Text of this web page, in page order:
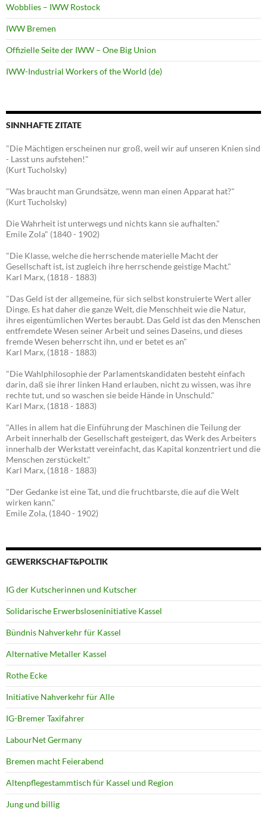
Wobblies – IWW Rostock
IWW Bremen
Offizielle Seite der IWW – One Big Union
IWW-Industrial Workers of the World (de)
SINNHAFTE ZITATE
"Die Mächtigen erscheinen nur groß, weil wir auf unseren Knien sind
- Lasst uns aufstehen!"
(Kurt Tucholsky)
"Was braucht man Grundsätze, wenn man einen Apparat hat?"
(Kurt Tucholsky)
Die Wahrheit ist unterwegs und nichts kann sie aufhalten."
Emile Zola" (1840 - 1902)
"Die Klasse, welche die herrschende materielle Macht der
Gesellschaft ist, ist zugleich ihre herrschende geistige Macht."
Karl Marx, (1818 - 1883)
"Das Geld ist der allgemeine, für sich selbst konstruierte Wert aller
Dinge. Es hat daher die ganze Welt, die Menschheit wie die Natur,
ihres eigentümlichen Wertes beraubt. Das Geld ist das den Menschen
entfremdete Wesen seiner Arbeit und seines Daseins, und dieses
fremde Wesen beherrscht ihn, und er betet es an"
Karl Marx, (1818 - 1883)
"Die Wahlphilosophie der Parlamentskandidaten besteht einfach
darin, daß sie ihrer linken Hand erlauben, nicht zu wissen, was ihre
rechte tut, und so waschen sie beide Hände in Unschuld."
Karl Marx, (1818 - 1883)
"Alles in allem hat die Einführung der Maschinen die Teilung der
Arbeit innerhalb der Gesellschaft gesteigert, das Werk des Arbeiters
innerhalb der Werkstatt vereinfacht, das Kapital konzentriert und die
Menschen zerstückelt."
Karl Marx, (1818 - 1883)
"Der Gedanke ist eine Tat, und die fruchtbarste, die auf die Welt
wirken kann."
Emile Zola, (1840 - 1902)
GEWERKSCHAFT&POLTIK
IG der Kutscherinnen und Kutscher
Solidarische Erwerbsloseninitiative Kassel
Bündnis Nahverkehr für Kassel
Alternative Metaller Kassel
Rothe Ecke
Initiative Nahverkehr für Alle
IG-Bremer Taxifahrer
LabourNet Germany
Bremen macht Feierabend
Altenpflegestammtisch für Kassel und Region
Jung und billig